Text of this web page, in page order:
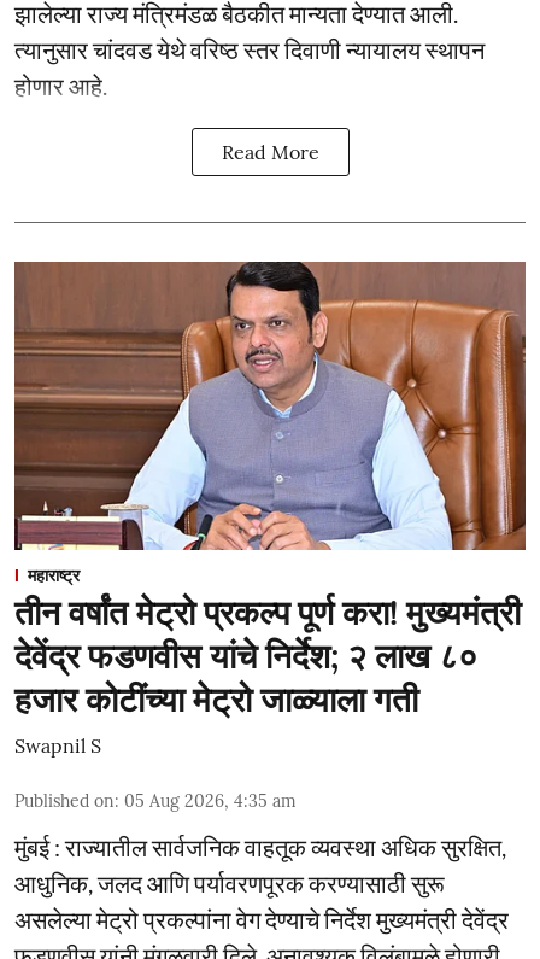
झालेल्या राज्य मंत्रिमंडळ बैठकीत मान्यता देण्यात आली.
त्यानुसार चांदवड येथे वरिष्ठ स्तर दिवाणी न्यायालय स्थापन
होणार आहे.
Read More
महाराष्ट्र
तीन वर्षांत मेट्रो प्रकल्प पूर्ण करा! मुख्यमंत्री
देवेंद्र फडणवीस यांचे निर्देश; २ लाख ८०
हजार कोटींच्या मेट्रो जाळ्याला गती
Swapnil S
Published on: 05 Aug 2026, 4:35 am
मुंबई : राज्यातील सार्वजनिक वाहतूक व्यवस्था अधिक सुरक्षित,
आधुनिक, जलद आणि पर्यावरणपूरक करण्यासाठी सुरू
असलेल्या मेट्रो प्रकल्पांना वेग देण्याचे निर्देश मुख्यमंत्री देवेंद्र